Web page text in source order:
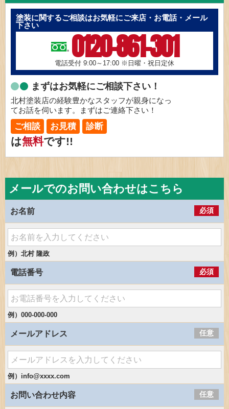
塗装に関するご相談はお気軽にご来店・お電話・メール
下さい
0120-861-301
電話受付 9:00～17:00 ※日曜・祝日定休
まずはお気軽にご相談下さい！
北村塗装店の経験豊かなスタッフが親身になっ
てお話を伺います。まずはご連絡下さい！
ご相談 お見積 診断
は無料です!!
メールでのお問い合わせはこちら
お名前 必須
例）北村 隆政
電話番号 必須
例）000-000-000
メールアドレス 任意
例）info@xxxx.com
お問い合わせ内容 任意